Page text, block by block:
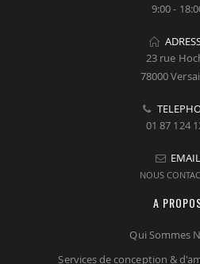
9:00 -
23 rue
78000
01 87 124
EMAIL
NOUS
A
Qui Sommes
Services de conception &